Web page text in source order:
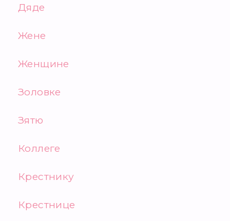
Дяде
Жене
Женщине
Золовке
Зятю
Коллеге
Крестнику
Крестнице